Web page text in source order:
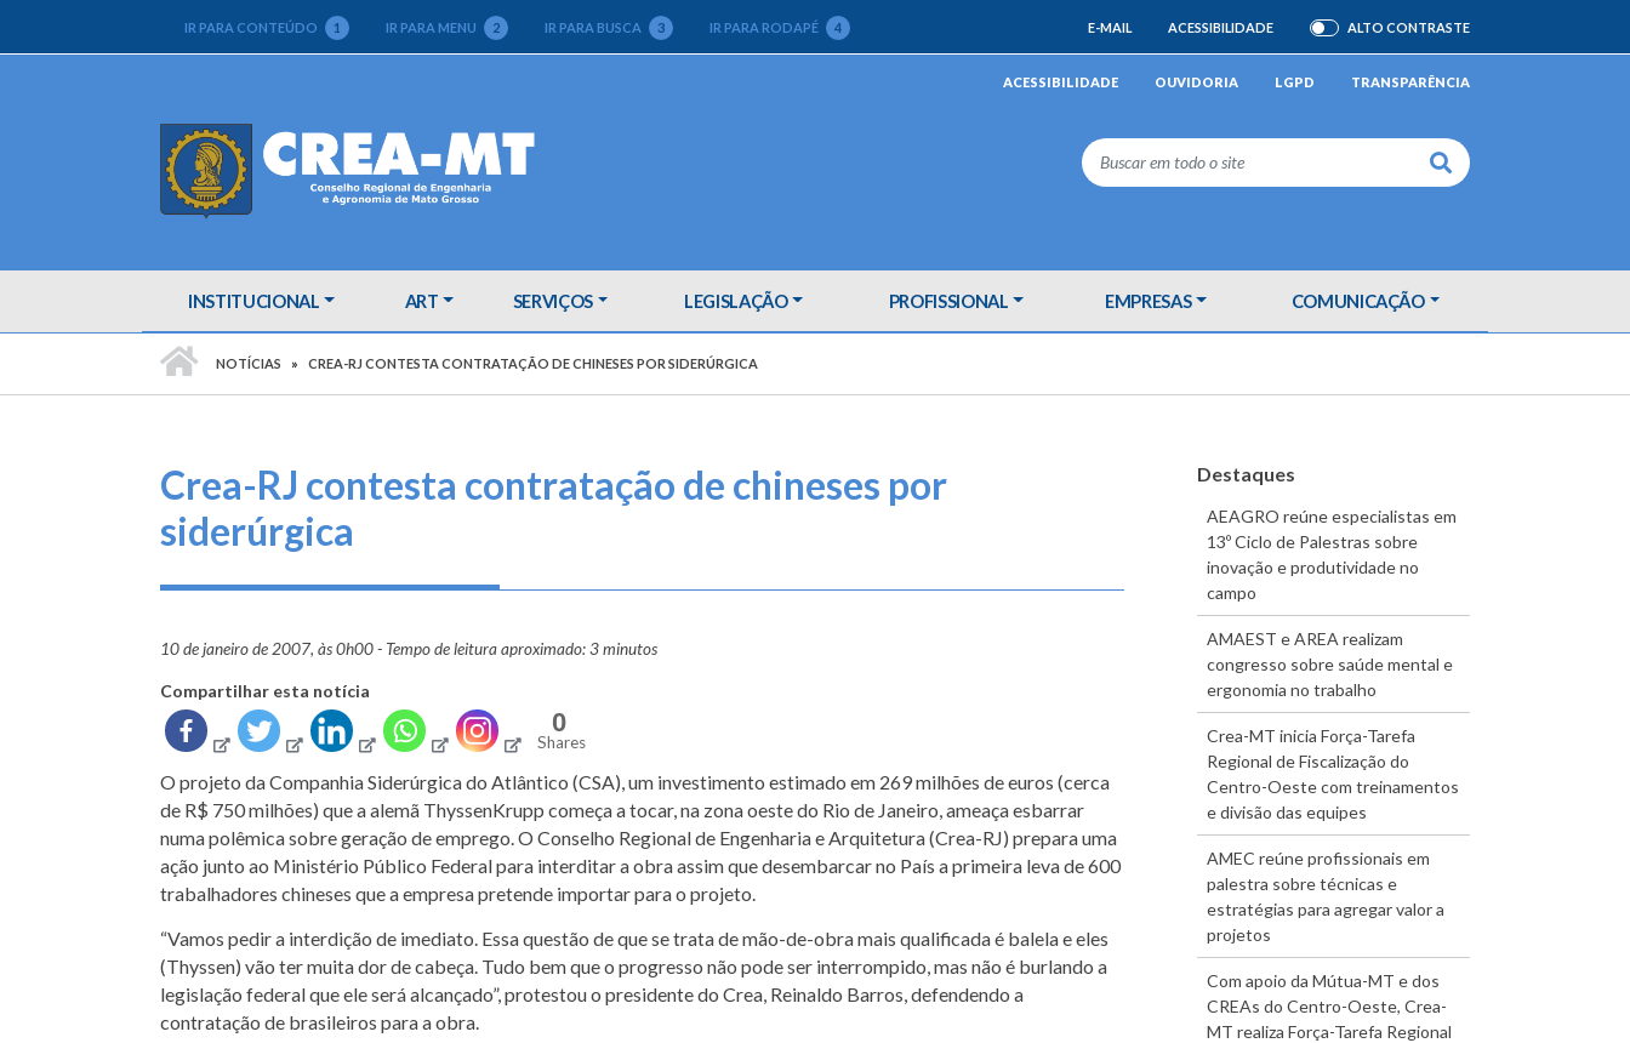
IR PARA CONTEÚDO 1 IR PARA MENU 2 IR PARA BUSCA 3 IR PARA RODAPÉ 4 E-MAIL ACESSIBILIDADE ATIVAR/DESATIVAR
ALTO CONTRASTE
ACESSIBILIDADE OUVIDORIA LGPD TRANSPARÊNCIA
Buscar
INSTITUCIONAL ART SERVIÇOS LEGISLAÇÃO PROFISSIONAL EMPRESAS COMUNICAÇÃO
PÁGINA INICIAL
NOTÍCIAS CREA-RJ CONTESTA CONTRATAÇÃO DE CHINESES POR SIDERÚRGICA
Crea-RJ contesta contratação de chineses por
siderúrgica
10 de janeiro de 2007, às 0h00 - Tempo de leitura aproximado: 3 minutos
Compartilhar esta notícia
0
Shares
O projeto da Companhia Siderúrgica do Atlântico (CSA), um investimento estimado em 269 milhões de euros (cerca
de R$ 750 milhões) que a alemã ThyssenKrupp começa a tocar, na zona oeste do Rio de Janeiro, ameaça esbarrar
numa polêmica sobre geração de emprego. O Conselho Regional de Engenharia e Arquitetura (Crea-RJ) prepara uma
ação junto ao Ministério Público Federal para interditar a obra assim que desembarcar no País a primeira leva de 600
trabalhadores chineses que a empresa pretende importar para o projeto.
“Vamos pedir a interdição de imediato. Essa questão de que se trata de mão-de-obra mais qualificada é balela e eles
(Thyssen) vão ter muita dor de cabeça. Tudo bem que o progresso não pode ser interrompido, mas não é burlando a
legislação federal que ele será alcançado”, protestou o presidente do Crea, Reinaldo Barros, defendendo a
contratação de brasileiros para a obra.
Destaques
AEAGRO reúne especialistas em
13º Ciclo de Palestras sobre
inovação e produtividade no
campo
AMAEST e AREA realizam
congresso sobre saúde mental e
ergonomia no trabalho
Crea-MT inicia Força-Tarefa
Regional de Fiscalização do
Centro-Oeste com treinamentos
e divisão das equipes
AMEC reúne profissionais em
palestra sobre técnicas e
estratégias para agregar valor a
projetos
Com apoio da Mútua-MT e dos
CREAs do Centro-Oeste, Crea-
MT realiza Força-Tarefa Regional